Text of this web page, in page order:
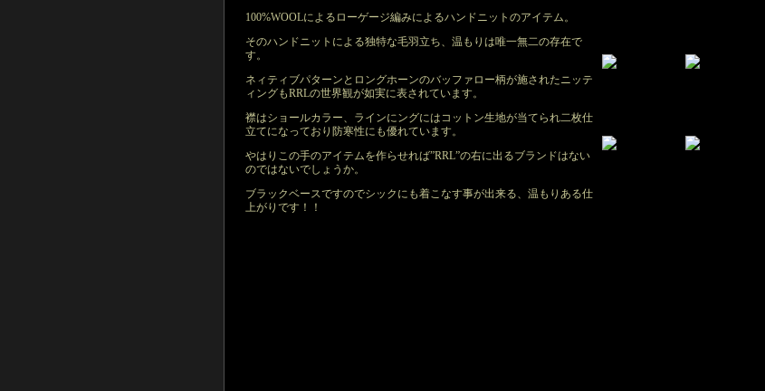
100%WOOLによるローゲージ編みによるハンドニットのアイテム。
そのハンドニットによる独特な毛羽立ち、温もりは唯一無二の存在で
す。
ネィティブパターンとロングホーンのバッファロー柄が施されたニッテ
ィングもRRLの世界観が如実に表されています。
襟はショールカラー、ラインにングにはコットン生地が当てられ二枚仕
立てになっており防寒性にも優れています。
やはりこの手のアイテムを作らせれば”RRL”の右に出るブランドはない
のではないでしょうか。
ブラックベースですのでシックにも着こなす事が出来る、温もりある仕
上がりです！！